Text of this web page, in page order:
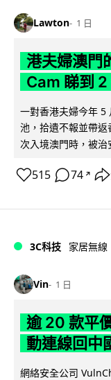
Lawton 1 日
港夫婦澳門
Cam 睇到
一對香港夫婦今年 5
池，拾遺不報並帶
次入境澳門時，被治
515 74 ↗
3C科技 家居無線
Vin 1 日
逾 20 款平
動連線回中
網絡安全公司